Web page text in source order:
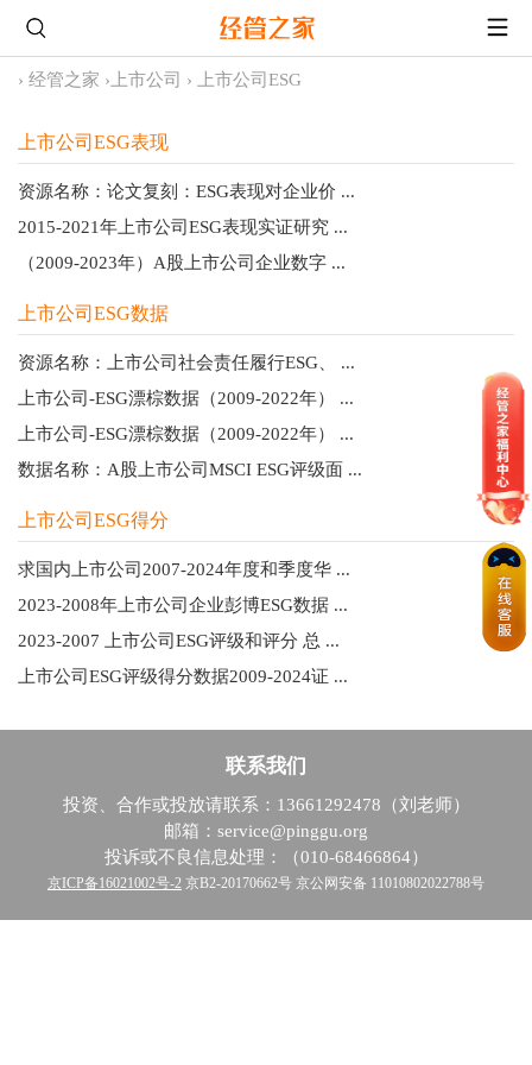
› 经管之家 › 上市公司 › 上市公司ESG
上市公司ESG表现
资源名称：论文复刻：ESG表现对企业价 ...
2015-2021年上市公司ESG表现实证研究 ...
（2009-2023年）A股上市公司企业数字 ...
上市公司ESG数据
资源名称：上市公司社会责任履行ESG、 ...
上市公司-ESG漂棕数据（2009-2022年） ...
上市公司-ESG漂棕数据（2009-2022年） ...
数据名称：A股上市公司MSCI ESG评级面 ...
上市公司ESG得分
求国内上市公司2007-2024年度和季度华 ...
2023-2008年上市公司企业彭博ESG数据 ...
2023-2007 上市公司ESG评级和评分 总 ...
上市公司ESG评级得分数据2009-2024证 ...
联系我们
投资、合作或投放请联系：13661292478（刘老师）
邮箱：service@pinggu.org
投诉或不良信息处理：（010-68466864）
京ICP备16021002号-2 京B2-20170662号 京公网安备 11010802022788号